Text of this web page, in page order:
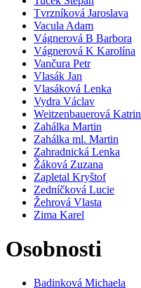
Tvrzníková Jaroslava
Vacula Adam
Vágnerová B Barbora
Vágnerová K Karolína
Vančura Petr
Vlasák Jan
Vlasáková Lenka
Vydra Václav
Weitzenbauerová Katrin
Zahálka Martin
Zahálka ml. Martin
Zahradnická Lenka
Žáková Zuzana
Zapletal Kryštof
Zedníčková Lucie
Žehrová Vlasta
Zima Karel
Osobnosti
Badinková Michaela